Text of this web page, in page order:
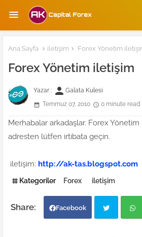
Ana Sayfa iletişim Forex Yönetim
Forex Yönetim iletişim
Yazar : person Galata Kulesi
Temmuz 07, 2010
0 minute read
Merhabalar arkadaşlar. Forex Yönetim
adresten lütfen irtibata geçin.
iletişim: http://ak-tas.blogspot.com
Kategoriler Forex iletişim
Facebook